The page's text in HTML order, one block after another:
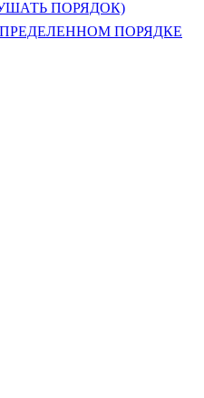
ПОРЯДОК)
ПОРЯДКЕ